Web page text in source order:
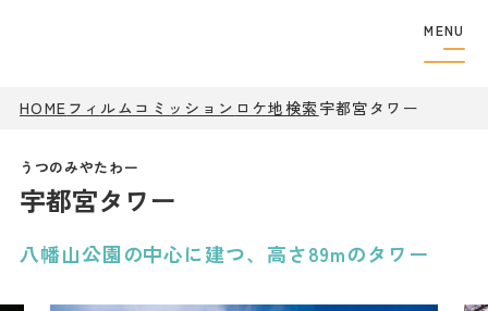
MENU
HOME フィルムコミッション ロケ地検索 宇都宮タワー
宇都宮タワー
八幡山公園の中心に建つ、高さ89mのタワー
フィルムコミッショ
ロケ地巡り